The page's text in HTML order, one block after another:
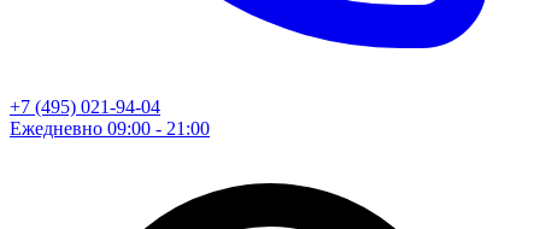
+7 (495) 021-94-04
Ежедневно 09:00 - 21:00